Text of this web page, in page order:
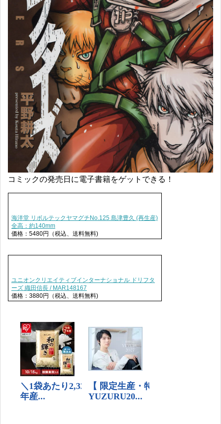
コミックの発売日に電子書籍をゲットできる！
海洋堂 リボルテックヤマグチNo.125 島津豊久 (再生産)
全高：約140mm
価格：5480円（税込、送料無料)
ユニオンクリエイティブインターナショナル ドリフタ
ーズ 織田信長 / MAR148167
価格：3880円（税込、送料無料)